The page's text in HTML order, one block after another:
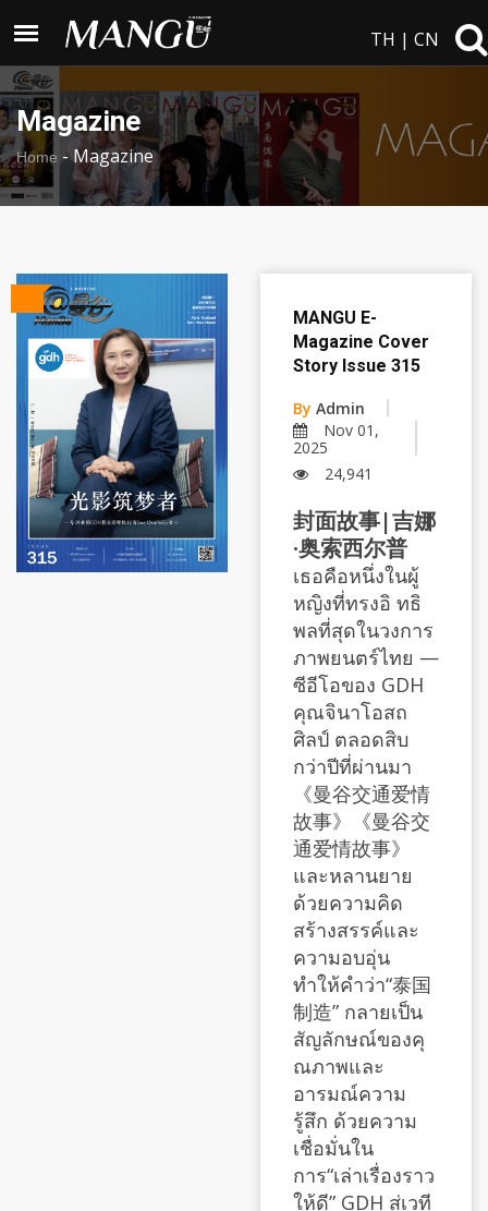
TH | CN
Magazine
Home - Magazine
MANGU E-
Magazine Cover
Story Issue 315
By Admin
Nov 01,
2025
24,941
封面故事|吉娜
·奥索西尔普
เธอคือหนึ่งในผู้
หญิงที่ทรงอิ ทธิ
พลที่สุดในวงการ
ภาพยนตร์ไทย —
ซีอีโอของ GDH
คุณจินาโอสถ
ศิลป์ ตลอดสิบ
กว่าปีที่ผ่านมา
《曼谷交通爱情
故事》《曼谷交
通爱情故事》
และหลานยาย
ด้วยความคิด
สร้างสรรค์และ
ความอบอุ่น
ทำให้คำว่า“泰国
制造” กลายเป็น
สัญลักษณ์ของคุ
ณภาพและ
อารมณ์ความ
รู้สึก ด้วยความ
เชื่อมั่นใน
การ“เล่าเรื่องราว
ให้ดี” GDH สู่เวที